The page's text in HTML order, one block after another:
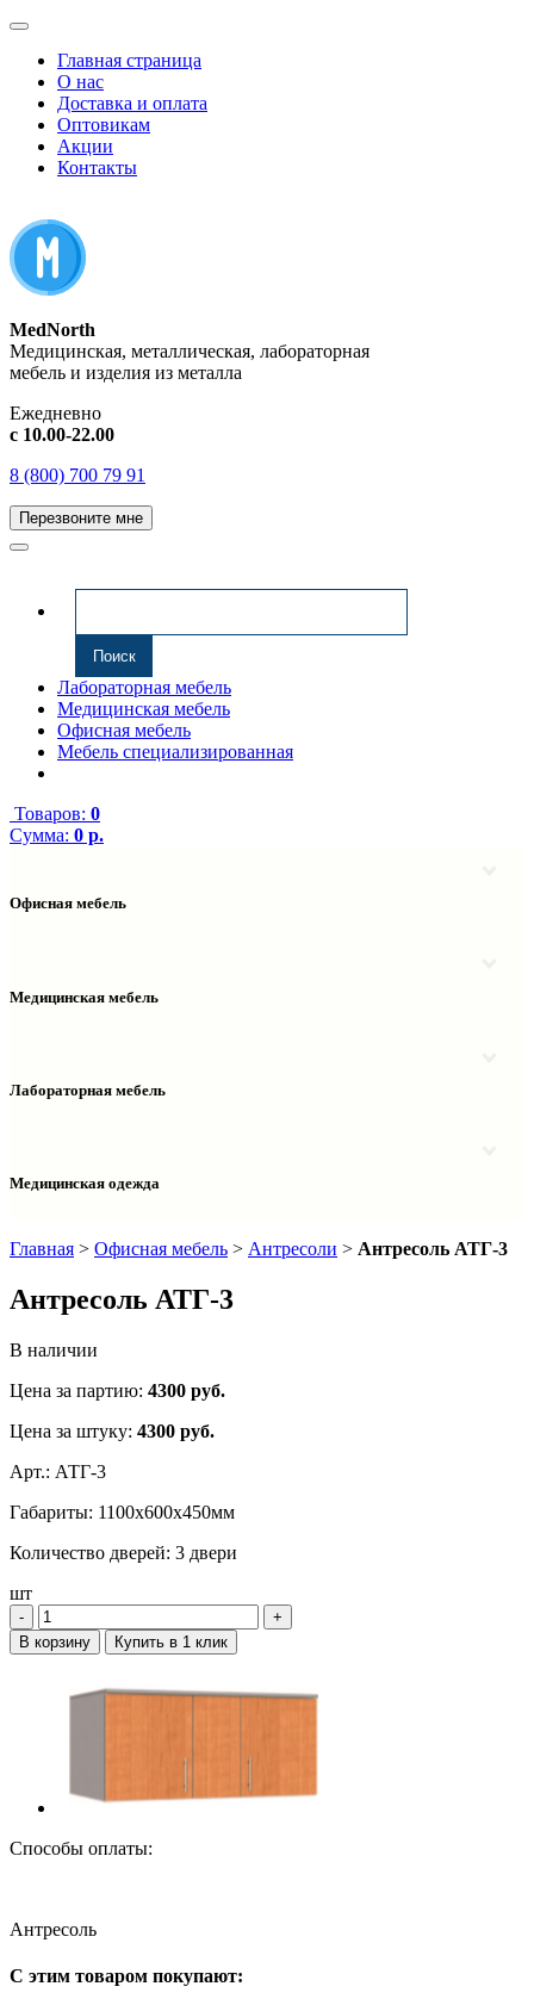
Главная страница
О нас
Доставка и оплата
Оптовикам
Акции
Контакты
MedNorth
Медицинская, металлическая, лабораторная
мебель и изделия из металла
Ежедневно
с 10.00-22.00
8 (800) 700 79 91
Перезвоните мне
Лабораторная мебель
Медицинская мебель
Офисная мебель
Мебель специализированная
Товаров: 0
Сумма: 0 р.
Офисная мебель
Надстройки
Столы рабочие
Шкафы колонки
Медицинская мебель
Шкафы колонки медицинские
Лабораторная мебель
Тумбы мойки лабораторные
Медицинская одежда
Главная > Офисная мебель > Антресоли > Антресоль АТГ-3
Антресоль АТГ-3
В наличии
Цена за партию: 4300 руб.
Цена за штуку: 4300 руб.
Арт.: АТГ-3
Габариты: 1100х600х450мм
Количество дверей: 3 двери
шт
‐
+
В корзину
Купить в 1 клик
Способы оплаты:
Антресоль
С этим товаром покупают: